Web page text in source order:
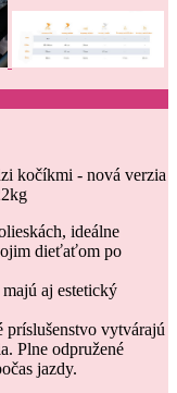
kočíkmi - nová verzia
ideálne
dieťaťom po
aj estetický
príslušenstvo vytvárajú
Plne odpružené
jazdy.